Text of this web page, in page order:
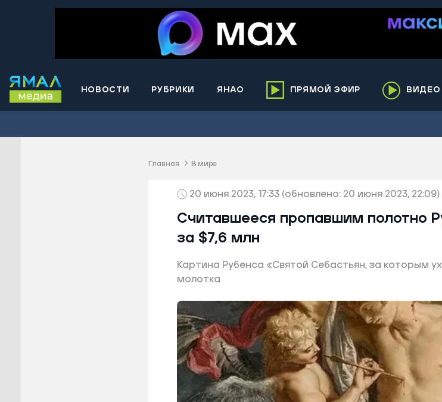
НОВОСТИ РУБРИКИ ЯНАО
Муравленко
Приуральский район
Салехард
Тарко-Сале
Тазовский район
Шурышкарский район
Ямальский район
ПРЯМОЙ ЭФИР ВИДЕО
Главная В мире
20 июня 2023, 17:33 (обновлено: 20 июня 2023, 22:09)
Считавшееся пропавшим полотно
за $7,6 млн
Картина Рубенса «Святой Себастьян, за которым
молотка